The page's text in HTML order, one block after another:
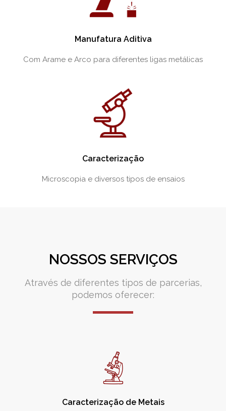
Manufatura Aditiva
Com Arame e Arco para diferentes ligas metálicas
Caracterização
Microscopia e diversos tipos de ensaios
NOSSOS SERVIÇOS
Através de diferentes tipos de parcerias,
podemos oferecer:
Caracterização de Metais